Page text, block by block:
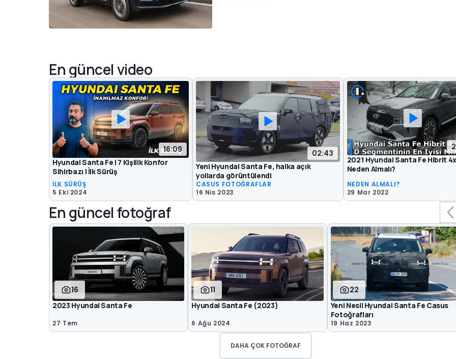
En güncel video
16:09
Hyundai Santa Fe | 7 Kişilik Konfor
Sihirbazı | İlk Sürüş
İLK SÜRÜŞ
5 Eki 2024
02:43
Yeni Hyundai Santa Fe, halka açık
yollarda görüntülendi
CASUS FOTOĞRAFLAR
16 Nis 2023
2021 Hyundai Santa Fe Hibrit
Neden Almalı?
NEDEN ALMALI?
29 Mar 2022
En güncel fotoğraf
16
2023 Hyundai Santa Fe
27 Tem
11
Hyundai Santa Fe (2023)
6 Ağu 2024
22
Yeni Nesil Hyundai Santa Fe Casus
Fotoğrafları
19 Haz 2023
DAHA ÇOK FOTOĞRAF